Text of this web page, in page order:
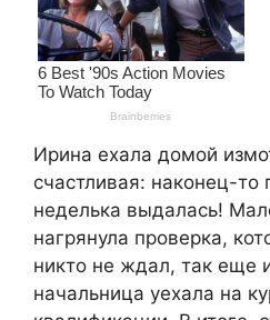
Ирина ехала домой
счастливая: наконец-то
неделька выдалась!
нагрянула проверка,
никто не ждал, так еще
начальница уехала на